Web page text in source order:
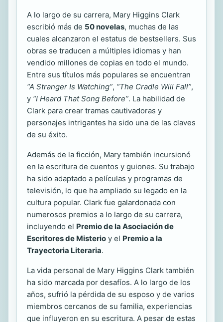
A lo largo de su carrera, Mary Higgins Clark
escribió más de 50 novelas, muchas de las
cuales alcanzaron el estatus de bestsellers. Sus
obras se traducen a múltiples idiomas y han
vendido millones de copias en todo el mundo.
Entre sus títulos más populares se encuentran
“A Stranger Is Watching”, “The Cradle Will Fall”,
y “I Heard That Song Before”. La habilidad de
Clark para crear tramas cautivadoras y
personajes intrigantes ha sido una de las claves
de su éxito.
Además de la ficción, Mary también incursionó
en la escritura de cuentos y guiones. Su trabajo
ha sido adaptado a películas y programas de
televisión, lo que ha ampliado su legado en la
cultura popular. Clark fue galardonada con
numerosos premios a lo largo de su carrera,
incluyendo el Premio de la Asociación de
Escritores de Misterio y el Premio a la
Trayectoria Literaria.
La vida personal de Mary Higgins Clark también
ha sido marcada por desafíos. A lo largo de los
años, sufrió la pérdida de su esposo y de varios
miembros cercanos de su familia, experiencias
que influyeron en su escritura. A pesar de estas